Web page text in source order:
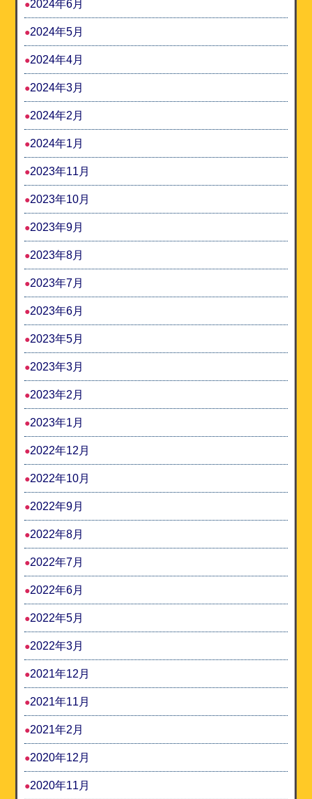
2024年6月
2024年5月
2024年4月
2024年3月
2024年2月
2024年1月
2023年11月
2023年10月
2023年9月
2023年8月
2023年7月
2023年6月
2023年5月
2023年3月
2023年2月
2023年1月
2022年12月
2022年10月
2022年9月
2022年8月
2022年7月
2022年6月
2022年5月
2022年3月
2021年12月
2021年11月
2021年2月
2020年12月
2020年11月